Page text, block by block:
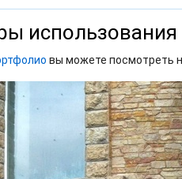
использования
вы можете посмотреть